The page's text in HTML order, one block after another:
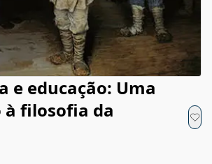
e educação: Uma
filosofia da